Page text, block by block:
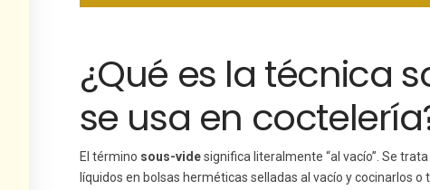
¿Qué es la técnica
se usa en
El término sous-videsignifica literalmente “al vacío”. Se
líquidos en bolsas herméticas selladas al vacío y cocinarlos